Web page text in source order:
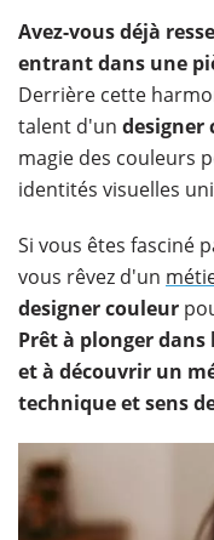
Avez-vous déjà
entrant dans une
Derrière cette
talent d'un designer
magie des couleurs
identités visuelles
Si vous êtes fasciné
vous rêvez d'un
designer couleur
Prêt à plonger
et à découvrir un
technique et sens